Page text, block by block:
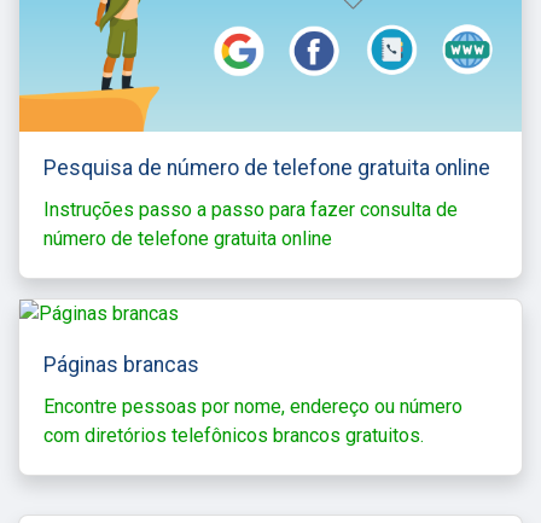
Pesquisa de número de telefone gratuita online
Instruções passo a passo para fazer consulta de
número de telefone gratuita online
Páginas brancas
Encontre pessoas por nome, endereço ou número
com diretórios telefônicos brancos gratuitos.